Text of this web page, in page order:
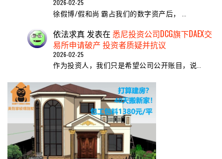
2026-02-25
徐假博/假和尚 霸占我们的数字资产后， …
依法求真发表在 悉尼投资公司DCG旗下DAEX交
易所申请破产 投资者质疑并抗议
2026-02-25
作为投资人，我们只是希望公司公开账目，说…